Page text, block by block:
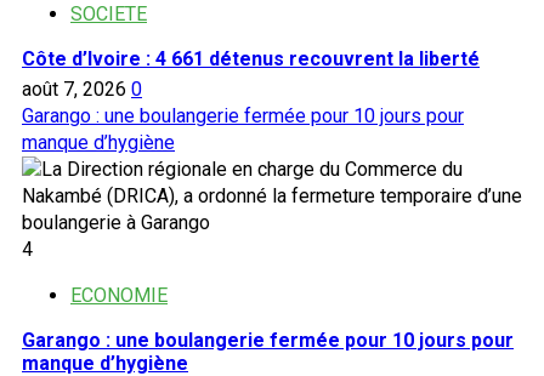
SOCIETE
Côte d’Ivoire : 4 661 détenus recouvrent la liberté
août 7, 2026 0
Garango : une boulangerie fermée pour 10 jours pour
manque d’hygiène
4
ECONOMIE
Garango : une boulangerie fermée pour 10 jours pour
manque d’hygiène